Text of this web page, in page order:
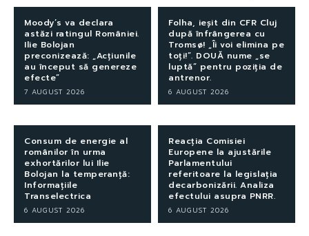
Moody’s va declara
astăzi ratingul României.
Ilie Bolojan
preconizează: „Acțiunile
au început să genereze
efecte”
7 AUGUST 2026
Folha, ieșit din CFR Cluj
după înfrângerea cu
Tromsø! „Îi voi elimina pe
toți!”. DOUĂ nume „se
luptă” pentru poziția de
antrenor.
6 AUGUST 2026
Consum de energie al
românilor în urma
exhortărilor lui Ilie
Bolojan la temperanță:
Informațiile
Transelectrica
6 AUGUST 2026
Reacția Comisiei
Europene la ajustările
Parlamentului
referitoare la legislația
decarbonizării. Analiza
efectului asupra PNRR.
6 AUGUST 2026